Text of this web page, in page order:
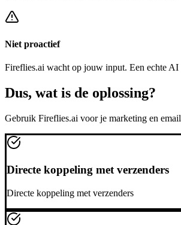
Niet proactief
Fireflies.ai wacht op jouw input. Een echte
Dus, wat is de oplossing?
Gebruik Fireflies.ai voor je marketing en
Directe koppeling met verzenders
Directe koppeling met verzenders